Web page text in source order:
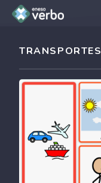
TRANSPORTES